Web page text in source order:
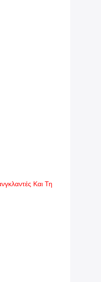
Και Τη